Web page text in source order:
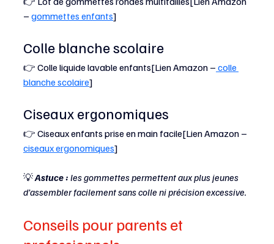
– gommettes enfants]
Colle blanche scolaire
👉 Colle liquide lavable enfants[Lien Amazon – colle
blanche scolaire]
Ciseaux ergonomiques
👉 Ciseaux enfants prise en main facile[Lien Amazon –
ciseaux ergonomiques]
💡 Astuce : les gommettes permettent aux plus jeunes
d’assembler facilement sans colle ni précision excessive.
Conseils pour parents et